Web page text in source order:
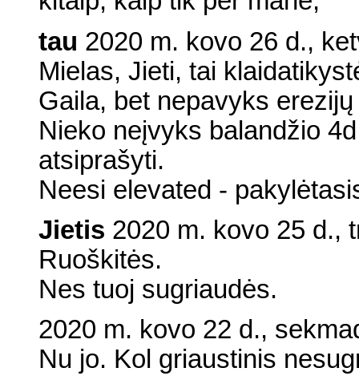
tau 2020 m. kovo 26 d.,
Mielas, Jieti, tai
Gaila, bet nepavyks
Nieko neįvyks balandžio
atsiprašyti.
Neesi elevated -
Jietis 2020 m. kovo 25 d.,
Ruoškitės.
Nes tuoj sugriaudės.
2020 m. kovo 22 d.,
Nu jo. Kol griaustinis